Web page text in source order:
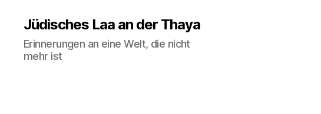
Jüdisches Laa an der Thaya
Erinnerungen an eine Welt, die nicht
mehr ist